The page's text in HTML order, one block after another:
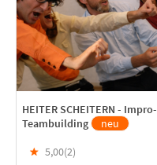
HEITER SCHEITERN - Impro-
Teambuilding
neu
★ 5,00(2)